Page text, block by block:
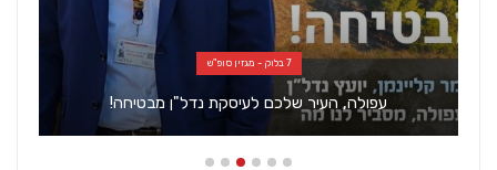
אדריכלות ועיצוב
הזמן הלבן